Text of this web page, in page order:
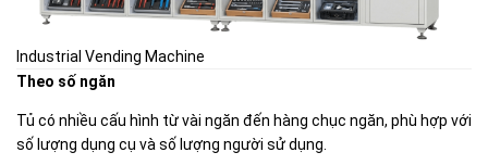
Industrial Vending Machine
Theo số ngăn
Tủ có nhiều cấu hình từ vài ngăn đến hàng chục ngăn, phù hợp với
số lượng dụng cụ và số lượng người sử dụng.